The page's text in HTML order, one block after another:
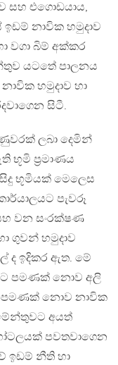
සහ එගොඩයාය,
ඉඩම් නාවික හමුදාව
වගා බිම් අක්කර
යටතේ පාලනය
හමුදාව හා
සිටී.
ලබා දෙමින්
භූමි ප‍්‍රමාණය
භූමියක් මෙලෙස
පැවරූ
වන සංරක්ෂණ
ගුවන් හමුදාව
ද ඉදිකර ඇත. මේ
පමණක් නොව අලි
නොව නාවික
අයත්
පවතවාගෙන
ඉඩම් නීති හා